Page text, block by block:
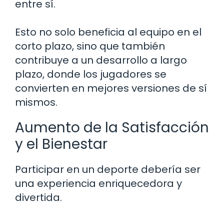
entre sí.
Esto no solo beneficia al equipo en el
corto plazo, sino que también
contribuye a un desarrollo a largo
plazo, donde los jugadores se
convierten en mejores versiones de sí
mismos.
Aumento de la Satisfacción
y el Bienestar
Participar en un deporte debería ser
una experiencia enriquecedora y
divertida.